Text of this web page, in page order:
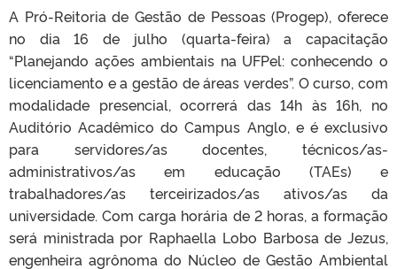
A Pró-Reitoria de Gestão de Pessoas (Progep), oferece
no dia 16 de julho (quarta-feira) a capacitação
“Planejando ações ambientais na UFPel: conhecendo o
licenciamento e a gestão de áreas verdes”. O curso, com
modalidade presencial, ocorrerá das 14h às 16h, no
Auditório Acadêmico do Campus Anglo, e é exclusivo
para servidores/as docentes, técnicos/as-
administrativos/as em educação (TAEs) e
trabalhadores/as terceirizados/as ativos/as da
universidade. Com carga horária de 2 horas, a formação
será ministrada por Raphaella Lobo Barbosa de Jezus,
engenheira agrônoma do Núcleo de Gestão Ambiental